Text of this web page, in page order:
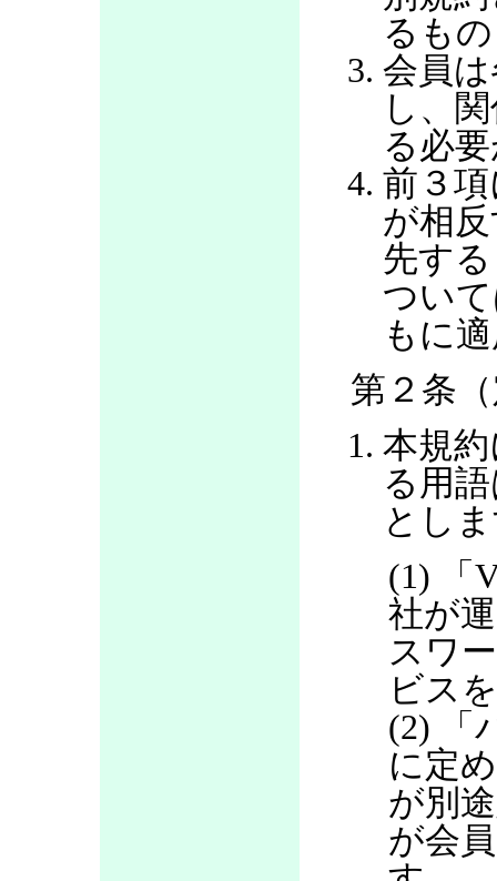
るも
会員
し、
る必
前３
が相
先す
つい
もに
第２条
本規
る用
とし
(1) 「
社が
スワ
ビス
(2) 「
に定
が別
が会